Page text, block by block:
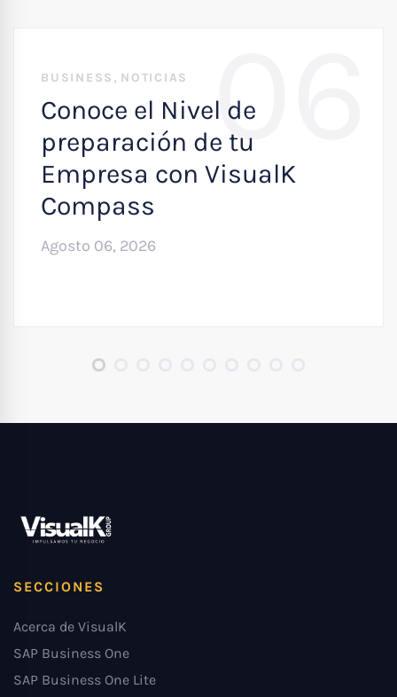
06
BUSINESS , NOTICIAS
Conoce el Nivel de
preparación de tu
Empresa con VisualK
Compass
Agosto 06, 2026
SECCIONES
Acerca de VisualK
SAP Business One
SAP Business One Lite